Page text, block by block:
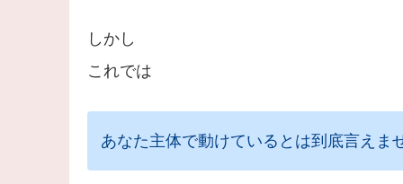
しかし
これでは
あなた主体で動けているとは到底言えま